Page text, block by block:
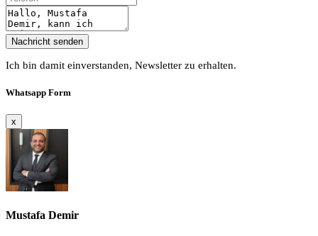
Nachricht senden
Ich bin damit einverstanden, Newsletter zu erhalten.
Whatsapp Form
x
Mustafa Demir